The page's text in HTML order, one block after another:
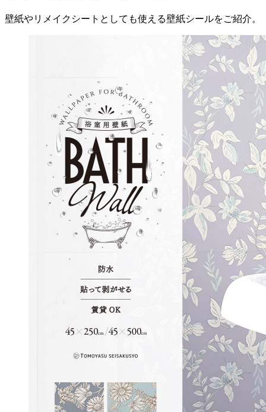
壁紙やリメイクシートとしても使える壁紙シールをご紹介。